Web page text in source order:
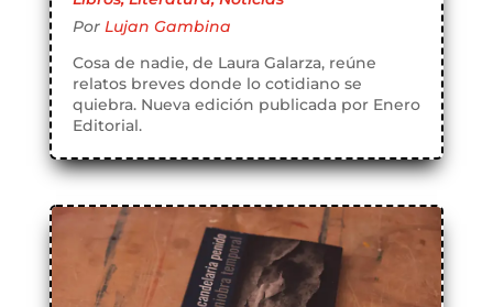
Por Lujan Gambina
Cosa de nadie, de Laura Galarza, reúne
relatos breves donde lo cotidiano se
quiebra. Nueva edición publicada por Enero
Editorial.